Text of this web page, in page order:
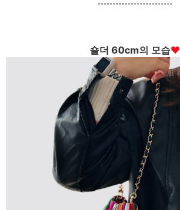
-------------------------
숄더 60cm의 모습♥